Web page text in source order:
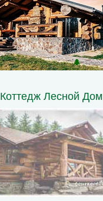
Коттедж Лесной Дом